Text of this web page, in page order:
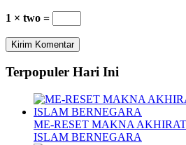
1 × two =
Terpopuler Hari Ini
ME-RESET MAKNA
ISLAM BERNEGARA